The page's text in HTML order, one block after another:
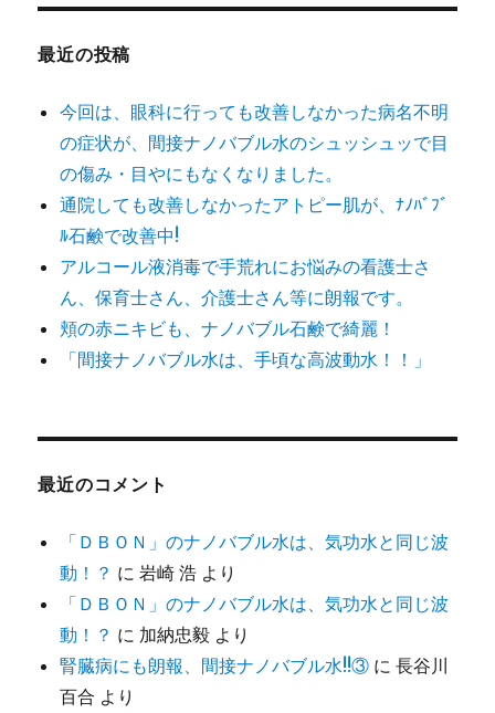
象:
最近の投稿
今回は、眼科に行っても改善しなかった病名不明
の症状が、間接ナノバブル水のシュッシュッで目
の傷み・目やにもなくなりました。
通院しても改善しなかったアトピー肌が、ﾅﾉﾊﾞﾌﾞ
ﾙ石鹸で改善中!
アルコール液消毒で手荒れにお悩みの看護士さ
ん、保育士さん、介護士さん等に朗報です。
頬の赤ニキビも、ナノバブル石鹸で綺麗！
「間接ナノバブル水は、手頃な高波動水！！」
最近のコメント
「ＤＢＯＮ」のナノバブル水は、気功水と同じ波
動！？ に岩崎 浩 より
「ＤＢＯＮ」のナノバブル水は、気功水と同じ波
動！？ に 加納忠毅 より
腎臓病にも朗報、間接ナノバブル水!!③ に長谷川
百合 より